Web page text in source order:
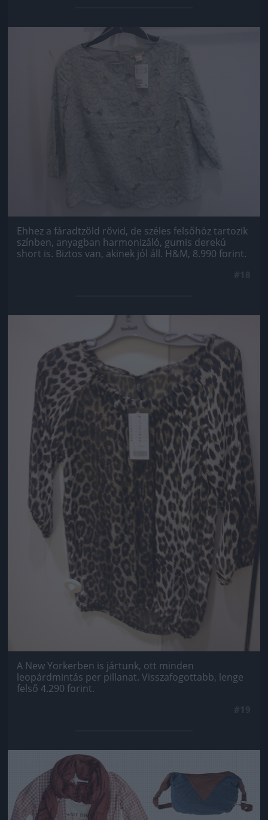
Jön még kép!
Ehhez a fáradtzöld rövid, de széles felsőhöz tartozik
színben, anyagban harmonizáló, gumis derekú
short is. Biztos van, akinek jól áll. H&M, 8.990 forint.
Jön még kép!
A New Yorkerben is jártunk, ott minden
leopárdmintás per pillanat. Visszafogottabb, lenge
felső 4.290 forint.
Jön még kép!